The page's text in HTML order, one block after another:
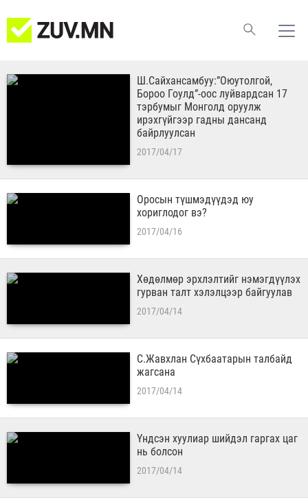
Ш.Сайхансамбуу:”Оюутолгой,
Бороо Гоулд”-оос луйвардсан 17
тэрбумыг Монголд оруулж
ирэхгүйгээр гадны дансанд
байрлуулсан
2017/04/17
Оросын түшмэдүүдэд юу
хориглодог вэ?
2017/04/16
Хөдөлмөр эрхлэлтийг нэмэгдүүлэх
гурван талт хэлэлцээр байгуулав
2017/04/14
С.Жавхлан Сүхбаатарын талбайд
жагсана
2017/04/14
Үндсэн хуулиар шийдэл гаргах цаг
нь болсон
2017/04/14